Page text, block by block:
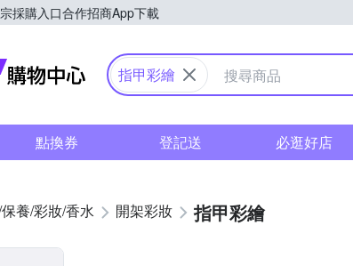
採購入口合作招商App下載
Yahoo購物中心
指甲彩繪
點換券 登記送 必逛好店
養/彩妝/香水 開架彩妝 指甲彩繪